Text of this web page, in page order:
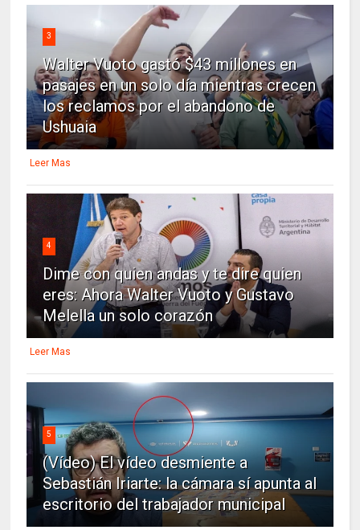
3
Walter Vuoto gastó $43 millones en
pasajes en un solo día mientras crecen
los reclamos por el abandono de
Ushuaia
Leer Mas
4
Dime con quien andas y te dire quien
eres: Ahora Walter Vuoto y Gustavo
Melella un solo corazón
Leer Mas
5
(Vídeo) El vídeo desmiente a
Sebastián Iriarte: la cámara sí apunta al
escritorio del trabajador municipal